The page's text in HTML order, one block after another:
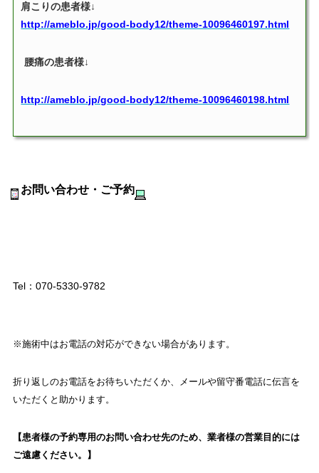
肩こりの患者様↓
http://ameblo.jp/good-body12/theme-10096460197.html
腰痛の患者様↓
http://ameblo.jp/good-body12/theme-10096460198.html
お問い合わせ・ご予約
Tel：070‐5330-9782
※施術中はお電話の対応ができない場合があります。
折り返しのお電話をお待ちいただくか、メールや留守番電話に伝言を
いただくと助かります。
【患者様の予約専用のお問い合わせ先のため、業者様の営業目的には
ご遠慮ください。
】